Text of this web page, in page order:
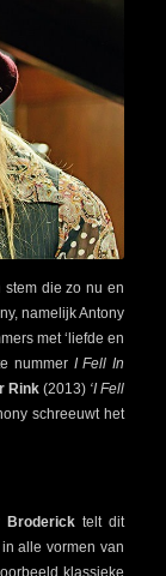
stem die zo nu en
namelijk Antony
met ‘liefde en
nummer I Fell In
Rink(2013) ‘I Fell
schreeuwt het
Broderick telt dit
alle vormen van
klassieke